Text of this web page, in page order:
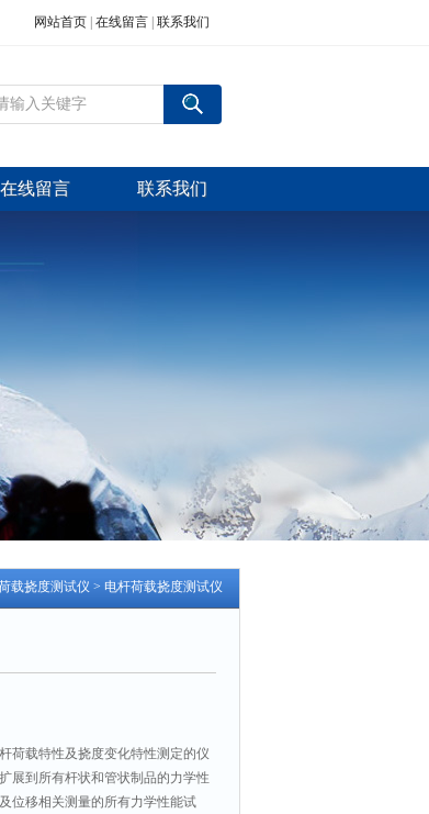
网站首页 在线留言 联系我们
在线留言 联系我们
载挠度测试仪 > 电杆荷载挠度测试仪
荷载特性及挠度变化特性测定的仪
展到所有杆状和管状制品的力学性
位移相关测量的所有力学性能试